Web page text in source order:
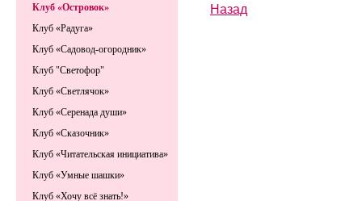
Назад
Клуб «Островок»
Клуб «Радуга»
Клуб «Садовод-огородник»
Клуб "Светофор"
Клуб «Светлячок»
Клуб «Серенада души»
Клуб «Сказочник»
Клуб «Читательская инициатива»
Клуб «Умные шашки»
Клуб «Хочу всё знать!»